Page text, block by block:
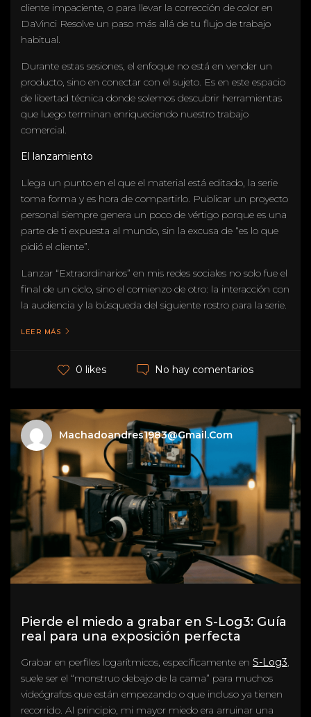
cliente impaciente, o para llevar la corrección de color en
DaVinci Resolve un paso más allá de tu flujo de trabajo
habitual.
Durante estas sesiones, el enfoque no está en vender un
producto, sino en conectar con el sujeto. Es en este espacio
de libertad técnica donde solemos descubrir herramientas
que luego terminan enriqueciendo nuestro trabajo
comercial.
El lanzamiento
Llega un punto en el que el material está editado, la serie
toma forma y es hora de compartirlo. Publicar un proyecto
personal siempre genera un poco de vértigo porque es una
parte de ti expuesta al mundo, sin la excusa de “es lo que
pidió el cliente”.
Lanzar “Extraordinarios” en mis redes sociales no solo fue el
final de un ciclo, sino el comienzo de otro: la interacción con
la audiencia y la búsqueda del siguiente rostro para la serie.
LEER MÁS
0 likes No hay comentarios
Machadoandres1983@gmail.com
Pierde el miedo a grabar en S-Log3: Guía
real para una exposición perfecta
Grabar en perfiles logarítmicos, específicamente en S-Log3,
suele ser el “monstruo debajo de la cama” para muchos
videógrafos que están empezando o que incluso ya tienen
recorrido. Al principio, mi mayor miedo era arruinar una